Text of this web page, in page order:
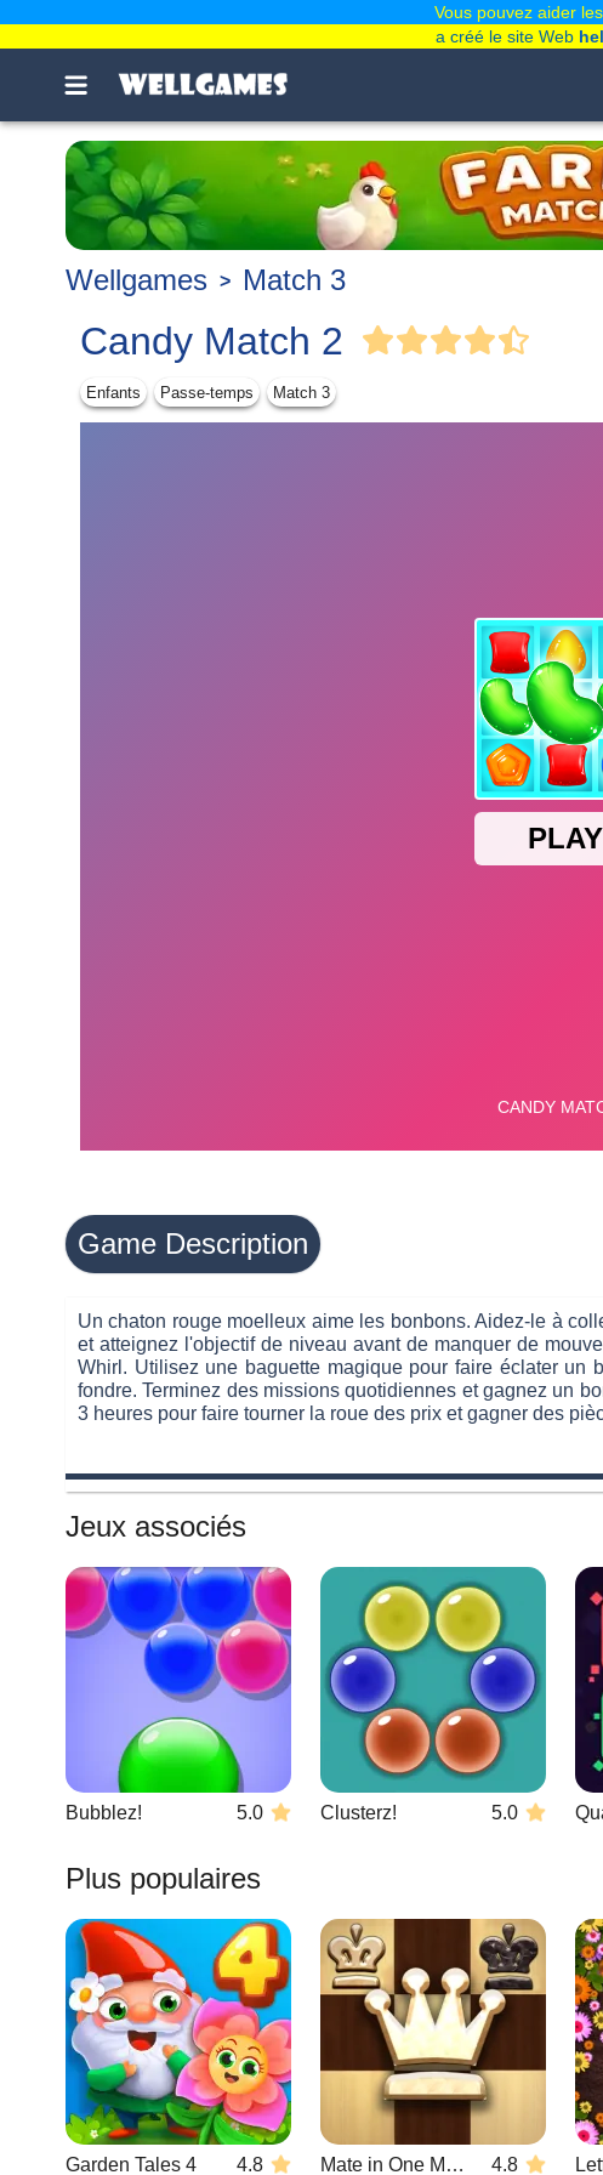
Wellgames Match 3
Candy Match 2
Enfants Passe-temps Match 3
Game Description
Un chaton rouge moelleux aime les bonbons. Aidez-le à
et atteignez l'objectif de niveau avant de manquer de
Whirl. Utilisez une baguette magique pour faire éclater un
fondre. Terminez des missions quotidiennes et gagnez un
3 heures pour faire tourner la roue des prix et gagner des
Jeux associés
Bubblez! 5.0 Clusterz! 5.0
Plus populaires
Garden Tales 4 4.8 Mate in One Move 4.8
Vous pouvez aider
a créé le site Web